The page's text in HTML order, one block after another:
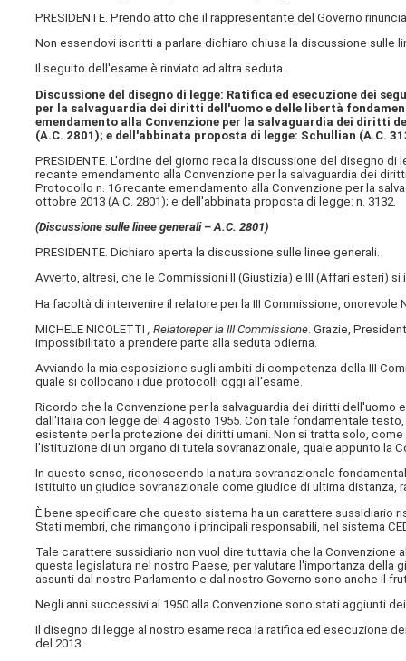
PRESIDENTE. Prendo atto che il rappresentante del Governo
Non essendovi iscritti a parlare dichiaro chiusa la discussione sulle
Il seguito dell'esame è rinviato ad altra seduta.
Discussione del disegno di legge: Ratifica ed esecuzione dei
per la salvaguardia dei diritti dell'uomo e delle libertà
emendamento alla Convenzione per la salvaguardia dei diritti
(A.C. 2801); e dell'abbinata proposta di legge: Schullian (A.C.
PRESIDENTE. L'ordine del giorno reca la discussione del disegno
recante emendamento alla Convenzione per la salvaguardia dei
Protocollo n. 16 recante emendamento alla Convenzione per la
ottobre 2013 (A.C. 2801); e dell'abbinata proposta di legge: n. 3132.
(Discussione sulle linee generali – A.C. 2801)
PRESIDENTE. Dichiaro aperta la discussione sulle linee generali.
Avverto, altresì, che le Commissioni II (Giustizia) e III (Affari esteri)
Ha facoltà di intervenire il relatore per la III Commissione, onorevole
MICHELE NICOLETTI
, Relatoreper la III Commissione . Grazie,
impossibilitato a prendere parte alla seduta odierna.
Avviando la mia esposizione sugli ambiti di competenza della III
quale si collocano i due protocolli oggi all'esame.
Ricordo che la Convenzione per la salvaguardia dei diritti
dall'Italia con legge del 4 agosto 1955. Con tale fondamentale
esistente per la protezione dei diritti umani. Non si tratta solo,
l'istituzione di un organo di tutela sovranazionale, quale appunto la
In questo senso, riconoscendo la natura sovranazionale
istituito un giudice sovranazionale come giudice di ultima
È bene specificare che questo sistema ha un carattere
Stati membri, che rimangono i principali responsabili, nel sistema
Tale carattere sussidiario non vuol dire tuttavia che la
questa legislatura nel nostro Paese, per valutare l'importanza della
assunti dal nostro Parlamento e dal nostro Governo sono anche il
Negli anni successivi al 1950 alla Convenzione sono stati aggiunti
Il disegno di legge al nostro esame reca la ratifica ed esecuzione
del 2013.